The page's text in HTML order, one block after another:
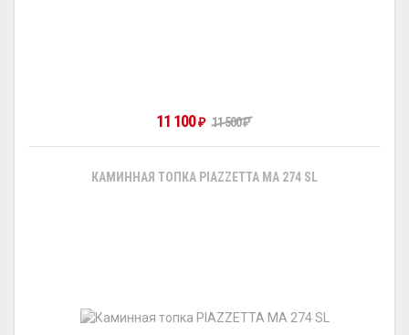
11 100 ₽ 11 500₽
КАМИННАЯ ТОПКА PIAZZETTA MA 274 SL